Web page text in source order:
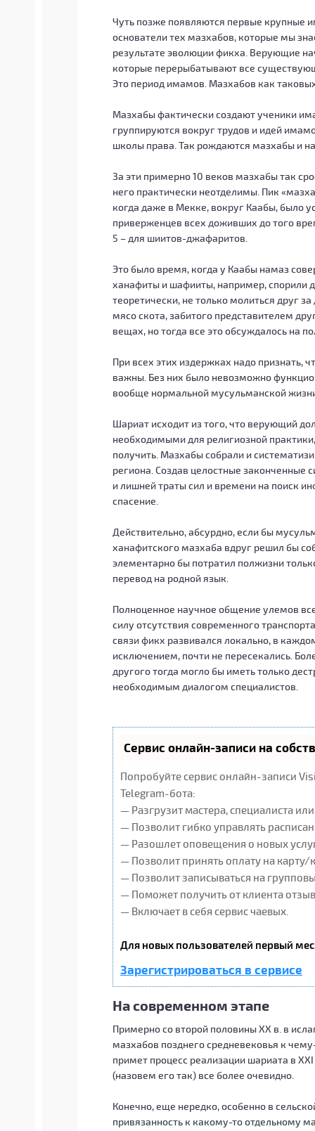
Чуть позже появляются первые крупные
основатели тех мазхабов, которые мы
результате эволюции фикха. Верующие
которые перерыбатывают все
Это период имамов. Мазхабов как
Мазхабы фактически создают ученики
группируются вокруг трудов и идей
школы права. Так рождаются мазхабы и
За эти примерно 10 веков мазхабы так
него практически неотделимы. Пик
когда даже в Мекке, вокруг Каабы, было
приверженцев всех доживших до того
5 – для шиитов-джафаритов.
Это было время, когда у Каабы намаз
ханафиты и шафииты, например, спорили
теоретически, не только молиться друг
мясо скота, забитого представителем
вещах, но тогда все это обсуждалось на
При всех этих издержках надо признать,
важны. Без них было невозможно
вообще нормальной мусульманской
Шариат исходит из того, что верующий
необходимыми для религиозной
получить. Мазхабы собрали и
региона. Создав целостные законченные
и лишней траты сил и времени на поиск
спасение.
Действительно, абсурдно, если бы
ханафитского мазхаба вдруг решил бы
элементарно бы потратил полжизни
перевод на родной язык.
Полноценное научное общение улемов
силу отсутствия современного
связи фикх развивался локально, в
исключением, почти не пересекались.
другого тогда могло бы иметь только
необходимым диалогом специалистов.
Сервис онлайн-записи на
Попробуйте сервис онлайн-записи
Telegram-бота:
— Разгрузит мастера, специалиста
— Позволит гибко управлять
— Разошлет оповещения о новых
— Позволит принять оплату на карту/
— Позволит записываться на
— Поможет получить от клиента
— Включает в себя сервис чаевых.
Для новых пользователей первый
Зарегистрироваться в сервисе
На современном этапе
Примерно со второй половины XX в. в
мазхабов позднего средневековья к
примет процесс реализации шариата в
(назовем его так) все более очевидно.
Конечно, еще нередко, особенно в
привязанность к какому-то отдельному